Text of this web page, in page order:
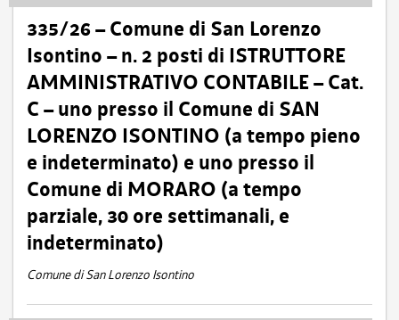
335/26 – Comune di San Lorenzo
Isontino – n. 2 posti di ISTRUTTORE
AMMINISTRATIVO CONTABILE – Cat.
C – uno presso il Comune di SAN
LORENZO ISONTINO (a tempo pieno
e indeterminato) e uno presso il
Comune di MORARO (a tempo
parziale, 30 ore settimanali, e
indeterminato)
Comune di San Lorenzo Isontino